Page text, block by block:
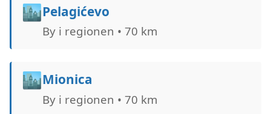
🏙️Pelagićevo
By i regionen • 70 km
🏙️Mionica
By i regionen • 70 km